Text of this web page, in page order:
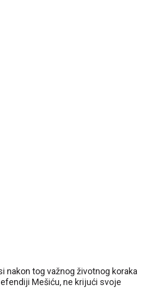
nakon tog važnog životnog koraka
Mešiću, ne krijući svoje